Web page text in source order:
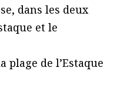
dans les deux
et le
plage de l’Estaque